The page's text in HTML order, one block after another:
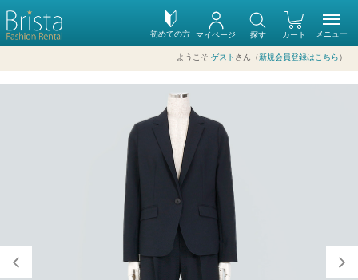
初めての方 カート
マイページ 探す
ようこそ ゲスト さん（新規会員登録はこちら ）
メニュー